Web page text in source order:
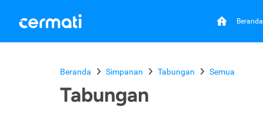
Beranda
Beranda Simpanan Tabungan Semua
Tabungan